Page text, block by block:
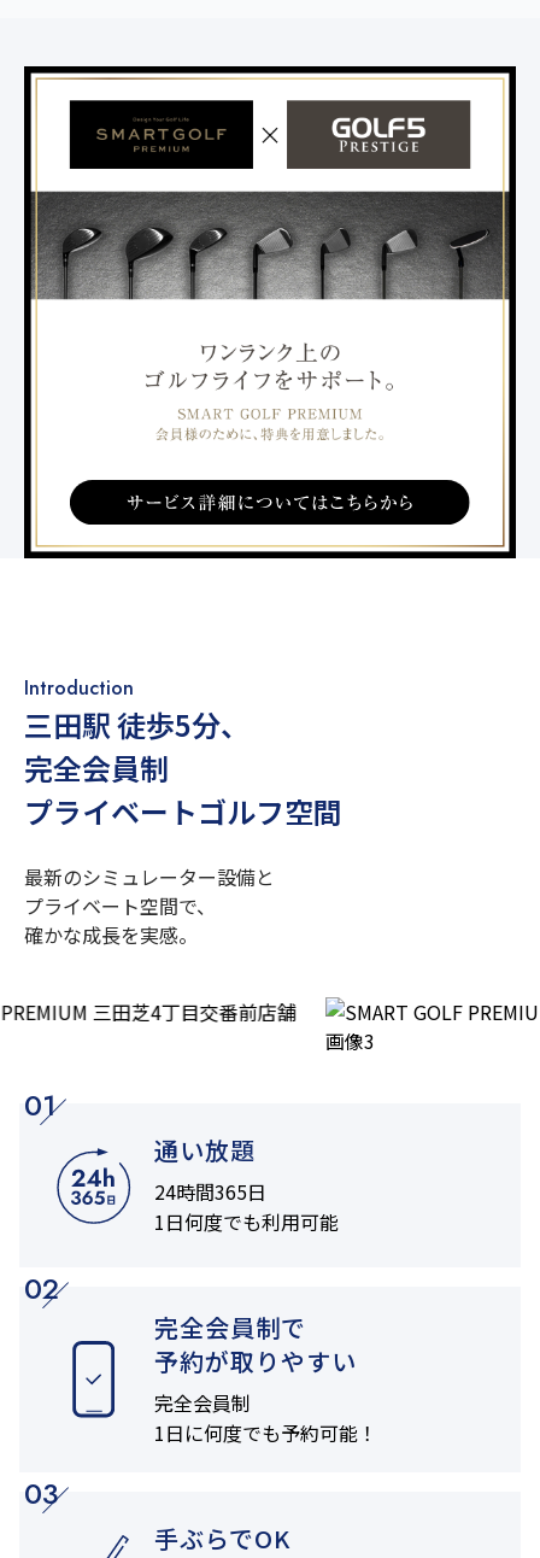
Introduction
三田駅 徒歩5分、
完全会員制
プライベートゴルフ空間
最新のシミュレーター設備と
プライベート空間で、
確かな成長を実感。
01
通い放題
24時間365日
1日何度でも利用可能
02
完全会員制で
予約が取りやすい
完全会員制
1日に何度でも予約可能！
03
手ぶらでOK